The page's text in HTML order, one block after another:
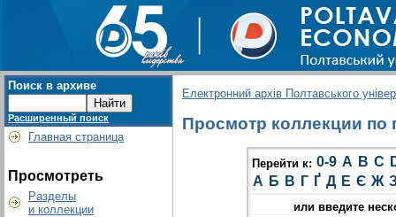
Поиск в архиве
Расширенный поиск
Главная страница
Просмотреть
Разделы
и коллекции
Електронний архів Полтавського
Просмотр коллекции по
Перейти к: 0-9 A B C
А Б В Г Ґ Д Е Є Ж
или введите